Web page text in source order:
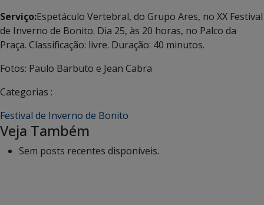
Serviço:Espetáculo Vertebral, do Grupo Ares, no XX Festival
de Inverno de Bonito. Dia 25, às 20 horas, no Palco da
Praça. Classificação: livre. Duração: 40 minutos.
Fotos: Paulo Barbuto e Jean Cabra
Categorias :
Festival de Inverno de Bonito
Veja Também
Sem posts recentes disponíveis.